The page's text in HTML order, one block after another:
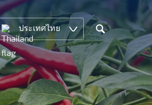
ประเทศไทย
Search